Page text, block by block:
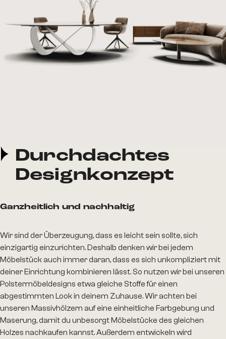
Durchdachtes
Designkonzept
Ganzheitlich und nachhaltig
Wir sind der Überzeugung, dass es leicht sein sollte, sich
einzigartig einzurichten. Deshalb denken wir bei jedem
Möbelstück auch immer daran, dass es sich unkompliziert mit
deiner Einrichtung kombinieren lässt. So nutzen wir bei unseren
Polstermöbeldesigns etwa gleiche Stoffe für einen
abgestimmten Look in deinem Zuhause. Wir achten bei
unseren Massivhölzern auf eine einheitliche Farbgebung und
Maserung, damit du unbesorgt Möbelstücke des gleichen
Holzes nachkaufen kannst. Außerdem entwickeln wird